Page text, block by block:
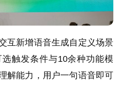
互新增语音生成自定义场景
触发条件与10余种功能模
解能力，用户一句语音即可